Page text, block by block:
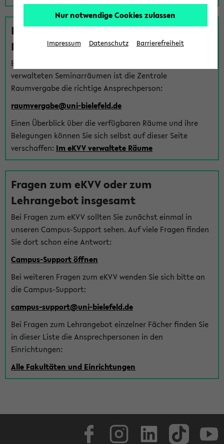
Fragen zu im eKVV verwalteten
Räumen
Bei Fragen zur Vergabe von Hörsälen und vom eKVV
verwalteten Seminarräumen ist die Zentrale
Raumvergabe die richtige Ansprechperson:
raumvergabe@uni-bielefeld.de
Einen Überblick über die verfügbaren Räume und ihre
Belegungen können Sie sich selbst auf dieser Seite
verschaffen: Im eKVV verwaltete Räume
Fragen zum eKVV oder zum
Lehrangebot insgesamt
Bei Fragen zum eKVV sollten Sie zunächst einmal in
unseren Campus-Support sehen. Auf viele Fragen finden
Sie dort schon eine Antwort:
Campus-Support öffnen
Bei weiteren Fragen zum eKVV wenden Sie sich bitte an
die Campus-Support:
campus-support@uni-bielefeld.de
Bei Fragen zum Lehrangebot einzelner Fächer finden Sie
in dieser Liste die Ansprechpersonen in den
Einrichtungen:
Alle Fakultäten und Einrichtungen
Nur notwendige Cookies zulassen
Impressum Datenschutz Barrierefreiheit